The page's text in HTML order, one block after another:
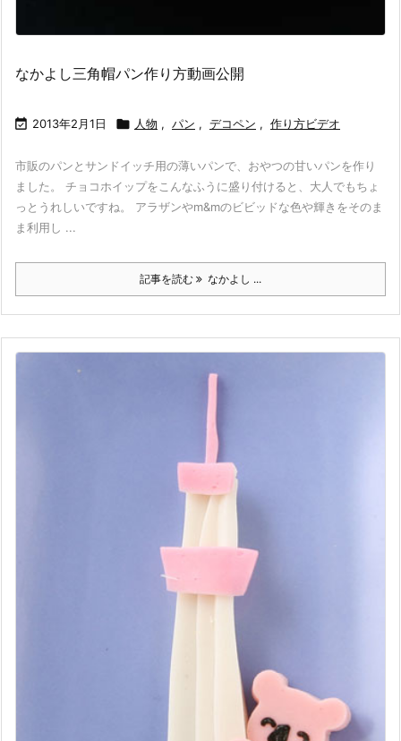
なかよし三角帽パン作り方動画公開
 2013年2月1日  人物 , パン , デコペン , 作り方ビデオ
市販のパンとサンドイッチ用の薄いパンで、おやつの甘いパンを作り
ました。 チョコホイップをこんなふうに盛り付けると、大人でもちょ
っとうれしいですね。 アラザンやm&mのビビッドな色や輝きをそのま
ま利用し ...
記事を読む なかよし ...